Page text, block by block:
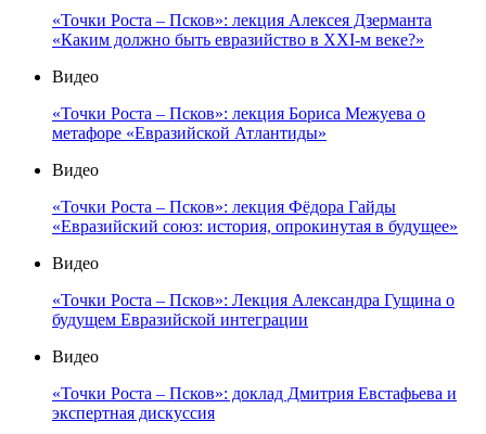
«Точки Роста – Псков»: лекция Алексея Дзерманта
«Каким должно быть евразийство в XXI-м веке?»
Видео
«Точки Роста – Псков»: лекция Бориса Межуева о
метафоре «Евразийской Атлантиды»
Видео
«Точки Роста – Псков»: лекция Фёдора Гайды
«Евразийский союз: история, опрокинутая в будущее»
Видео
«Точки Роста – Псков»: Лекция Александра Гущина о
будущем Евразийской интеграции
Видео
«Точки Роста – Псков»: доклад Дмитрия Евстафьева и
экспертная дискуссия